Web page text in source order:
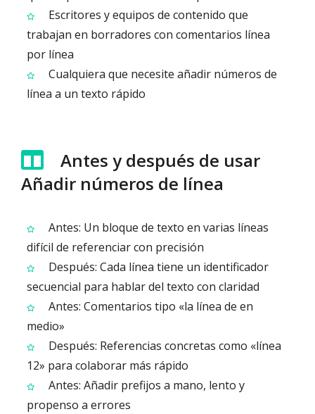
Escritores y equipos de contenido que
trabajan en borradores con comentarios línea
por línea
Cualquiera que necesite añadir números de
línea a un texto rápido
Antes y después de usar
Añadir números de línea
Antes: Un bloque de texto en varias líneas
difícil de referenciar con precisión
Después: Cada línea tiene un identificador
secuencial para hablar del texto con claridad
Antes: Comentarios tipo «la línea de en
medio»
Después: Referencias concretas como «línea
12» para colaborar más rápido
Antes: Añadir prefijos a mano, lento y
propenso a errores